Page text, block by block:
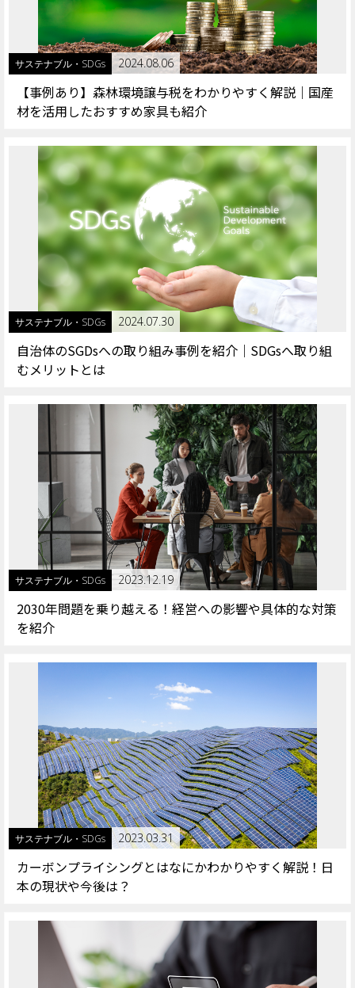
サステナブル・SDGs 2024.08.06
【事例あり】森林環境譲与税をわかりやすく解説｜国産
材を活用したおすすめ家具も紹介
サステナブル・SDGs 2024.07.30
自治体のSGDsへの取り組み事例を紹介｜SDGsへ取り組
むメリットとは
サステナブル・SDGs 2023.12.19
2030年問題を乗り越える！経営への影響や具体的な対策
を紹介
サステナブル・SDGs 2023.03.31
カーボンプライシングとはなにかわかりやすく解説！日
本の現状や今後は？